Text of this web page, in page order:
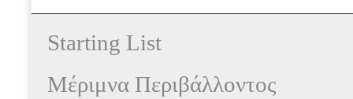
Starting List
Μέριμνα Περιβάλλοντος